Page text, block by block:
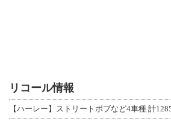
リコール情報
【ハーレー】ストリートボブなど4車種 計